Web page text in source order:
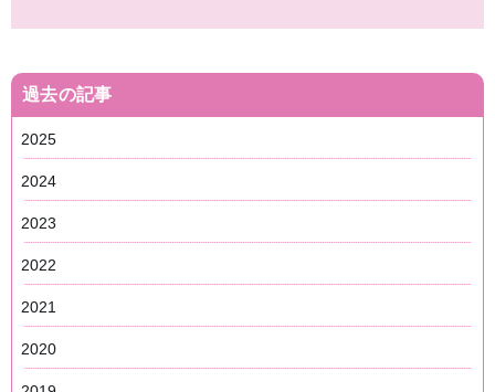
過去の記事
2025
2024
2023
2022
2021
2020